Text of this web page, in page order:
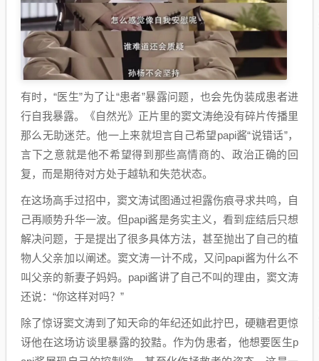
有时，“医生”为了让“患者”暴露问题，也会先伪装成患者进
行自我暴露。《自然光》正片里的窦文涛绝没有碎片传播里
那么无助迷茫。他一上来就坦言自己希望papi酱“说错话”，
言下之意就是他不希望得到那些高情商的、政治正确的回
复，而是期待对方处于越轨和失范状态。
在这场高手过招中，窦文涛试图通过袒露伤痕寻求共鸣，自
己再顺势升华一波。但papi酱是务实主义，看到症结后只想
解决问题，于是提出了很多具体方法，甚至抛出了自己的植
物人父亲加以阐述。窦文涛一计不成，又问papi酱为什么不
叫父亲的新妻子妈妈。papi酱讲了自己不叫的理由，窦文涛
还说：“你这样对吗？”
除了惊讶窦文涛到了知天命的年纪还如此拧巴，硬糖君更惊
讶他在这场访谈里暴露的狡黠。作为伪患者，他想要医生p